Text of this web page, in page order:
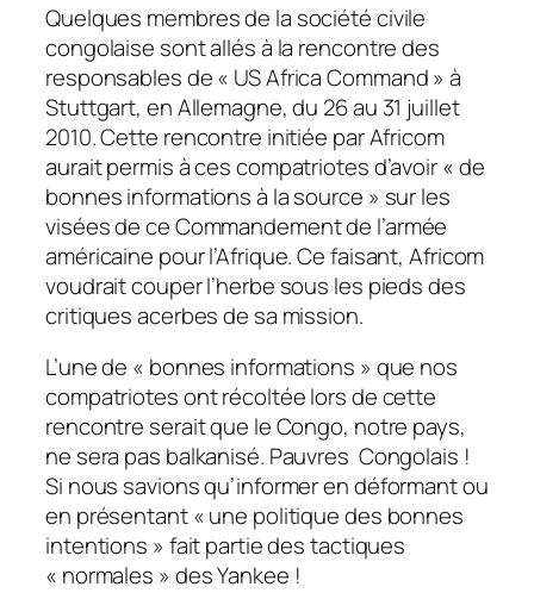
Quelques membres de la société civile
congolaise sont allés à la rencontre des
responsables de « US Africa Command » à
Stuttgart, en Allemagne, du 26 au 31 juillet
2010. Cette rencontre initiée par Africom
aurait permis à ces compatriotes d’avoir « de
bonnes informations à la source » sur les
visées de ce Commandement de l’armée
américaine pour l’Afrique. Ce faisant, Africom
voudrait couper l’herbe sous les pieds des
critiques acerbes de sa mission.
L’une de « bonnes informations » que nos
compatriotes ont récoltée lors de cette
rencontre serait que le Congo, notre pays,
ne sera pas balkanisé. Pauvres Congolais !
Si nous savions qu’informer en déformant ou
en présentant « une politique des bonnes
intentions » fait partie des tactiques
« normales » des Yankee !